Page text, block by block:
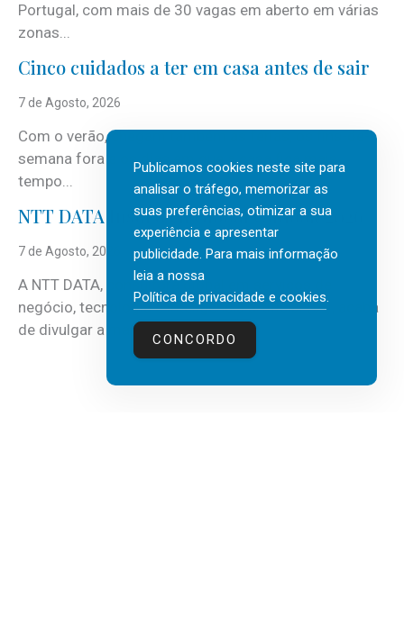
Portugal, com mais de 30 vagas em aberto em várias
zonas...
Cinco cuidados a ter em casa antes de sair
7 de Agosto, 2026
Com o verão, chegam também as férias, os fins-de-
semana fora e os dias em que a casa fica mais
tempo...
NTT DATA Insurtech Global Outlook 2026
7 de Agosto, 2026
A NTT DATA, consultora global em serviços de
negócio, tecnologia e inteligência artificial (IA), acaba
de divulgar a mais recente...
Publicamos cookies neste site para
analisar o tráfego, memorizar as
suas preferências, otimizar a sua
experiência e apresentar
publicidade. Para mais informação
leia a nossa
Política de privacidade e cookies.
CONCORDO